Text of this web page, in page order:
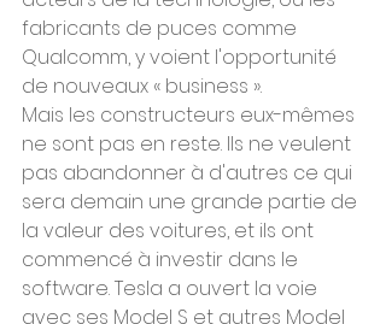
fabricants de puces comme
Qualcomm, y voient l'opportunité
de nouveaux « business ».
Mais les constructeurs eux-mêmes
ne sont pas en reste. Ils ne veulent
pas abandonner à d'autres ce qui
sera demain une grande partie de
la valeur des voitures, et ils ont
commencé à investir dans le
software. Tesla a ouvert la voie
avec ses Model S et autres Model